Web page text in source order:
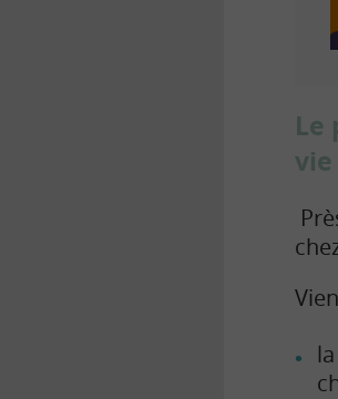
Le
vie